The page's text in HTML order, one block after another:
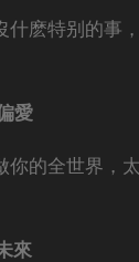
什麽特别的事
愛
你的全世界，
來